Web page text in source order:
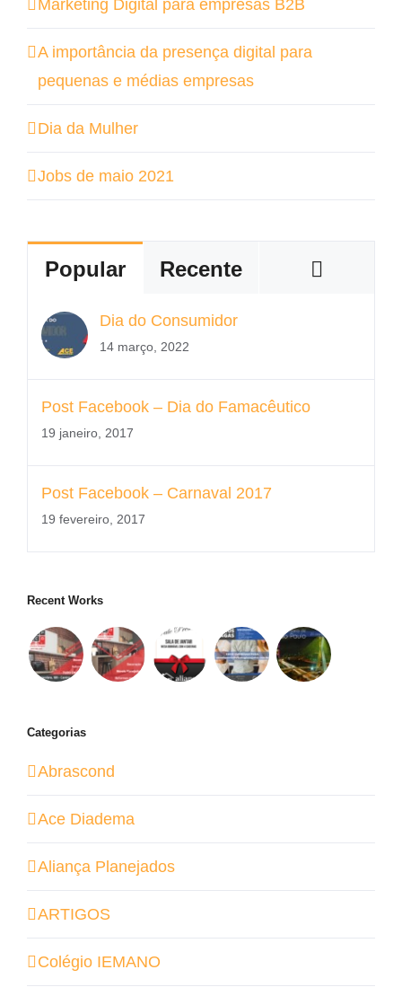
Marketing Digital para empresas B2B
A importância da presença digital para
pequenas e médias empresas
Dia da Mulher
Jobs de maio 2021
Popular Recente
Dia do Consumidor
14 março, 2022
Post Facebook – Dia do Famacêutico
19 janeiro, 2017
Post Facebook – Carnaval 2017
19 fevereiro, 2017
Recent Works
Categorias
Abrascond
Ace Diadema
Aliança Planejados
ARTIGOS
Colégio IEMANO